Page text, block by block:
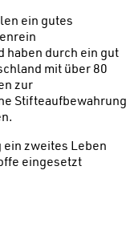
ein gutes
haben durch ein gut
mit über 80
zur
Stifteaufbewahrung
zweites Leben
eingesetzt